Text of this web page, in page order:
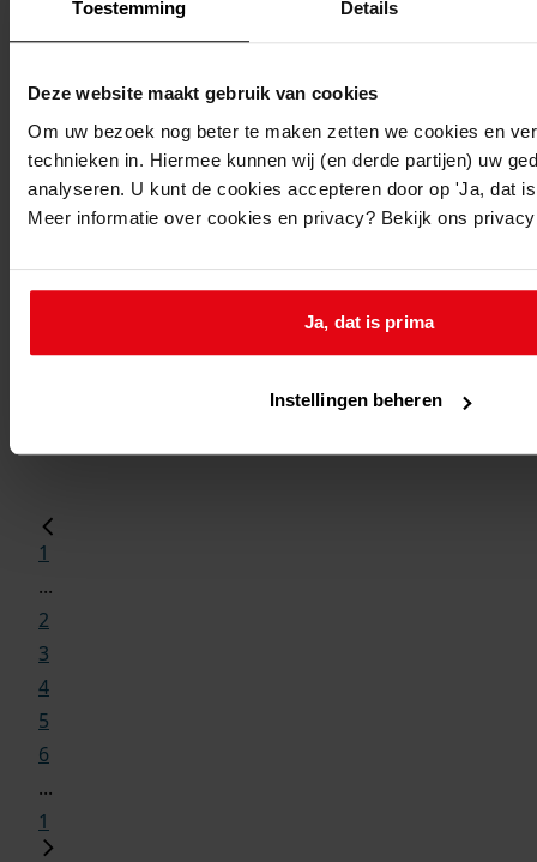
Toestemming Details
Deze website maakt gebruik van cookies
Om uw bezoek nog beter te maken zetten we cookies en
technieken in. Hiermee kunnen wij (en derde partijen) uw
analyseren. U kunt de cookies accepteren door op 'Ja, dat
Meer informatie over cookies en privacy? Bekijk ons
Ja, dat is prima
Instellingen beheren
2.
Dit bestand is nog niet gecontroleerd op volledigheid
en juistheid
Vorige
Gebruik CTRL + scroll om te scrollen
1
...
2
3
4
5
6
...
1